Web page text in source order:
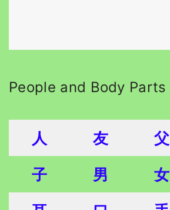
People and Body Parts
人 友 父
子
男 女